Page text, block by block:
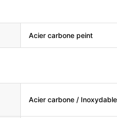
Acier carbone peint
Acier carbone / Inoxydable